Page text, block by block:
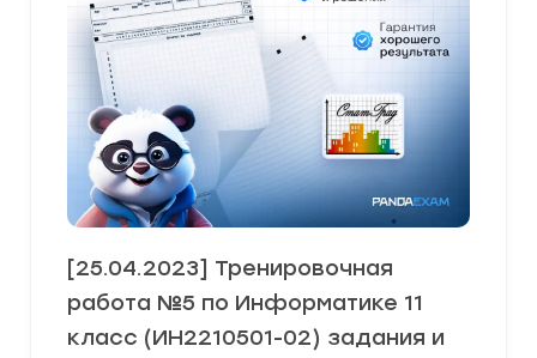
[25.04.2023] Тренировочная
работа №5 по Информатике 11
класс (ИН2210501-02) задания и